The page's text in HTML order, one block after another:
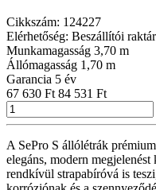
Cikkszám: 124227
Elérhetőség: Beszállítói
Munkamagasság 3,70 m
Állómagasság 1,70 m
Garancia 5 év
67 630 Ft 84 531 Ft
A SePro S állólétrák
elegáns, modern
rendkívül strapabíróvá is